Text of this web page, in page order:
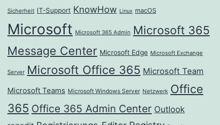
Sicherheit IT-Support KnowHow Linux macOS
Microsoft Microsoft 365 Admin Microsoft 365
Message Center Microsoft Edge Microsoft Exchange
Server Microsoft Office 365 Microsoft Team
Microsoft Teams Microsoft Windows Server Netzwerk Office
365 Office 365 Admin Center Outlook